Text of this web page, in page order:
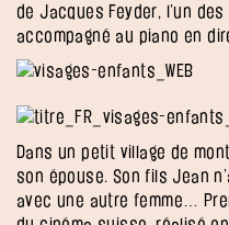
de Jacques Feyder, l’un
accompagné au piano en
Dans un petit village de
son épouse. Son fils Jean
avec une autre femme…